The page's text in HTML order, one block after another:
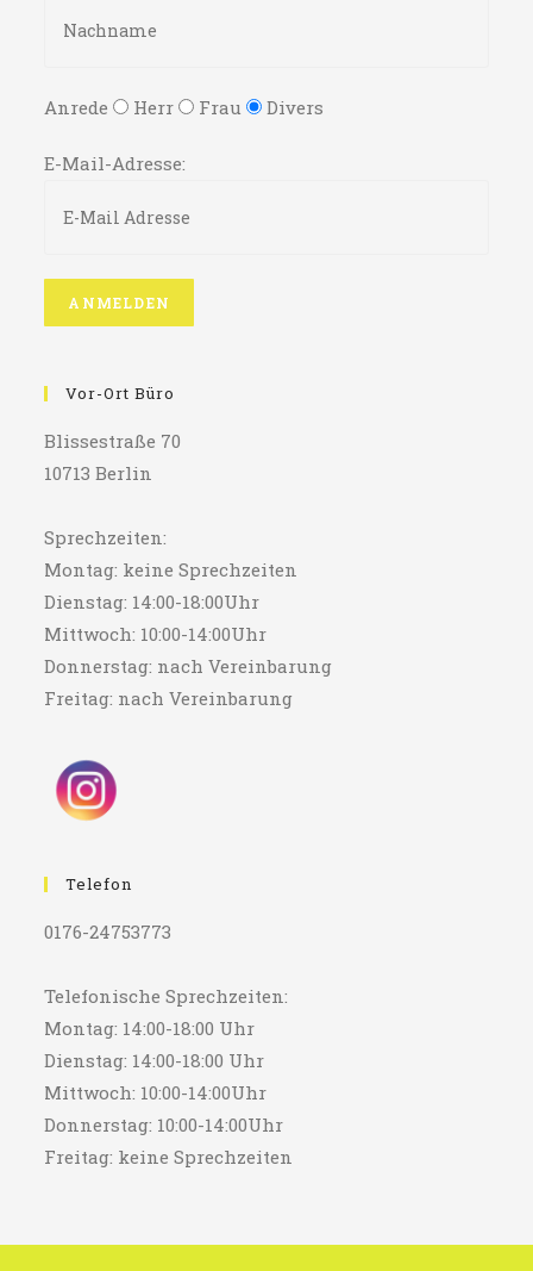
Anrede Herr Frau Divers
E-Mail-Adresse:
Vor-Ort Büro
Blissestraße 70
10713 Berlin
Sprechzeiten:
Montag: keine Sprechzeiten
Dienstag: 14:00-18:00Uhr
Mittwoch: 10:00-14:00Uhr
Donnerstag: nach Vereinbarung
Freitag: nach Vereinbarung
Telefon
0176-24753773
Telefonische Sprechzeiten:
Montag: 14:00-18:00 Uhr
Dienstag: 14:00-18:00 Uhr
Mittwoch: 10:00-14:00Uhr
Donnerstag: 10:00-14:00Uhr
Freitag: keine Sprechzeiten